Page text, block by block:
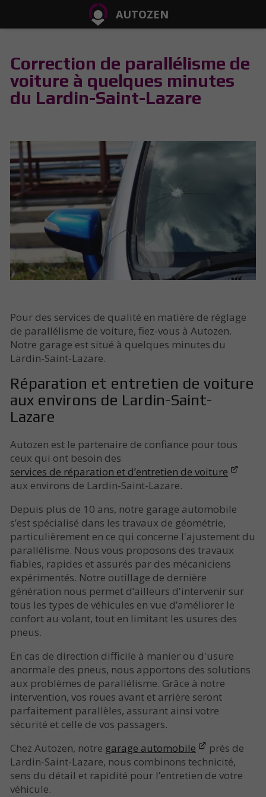
AUTOZEN
Correction de parallélisme de
voiture à quelques minutes
du Lardin-Saint-Lazare
Pour des services de qualité en matière de réglage
de parallélisme de voiture, fiez-vous à Autozen.
Notre garage est situé à quelques minutes du
Lardin-Saint-Lazare.
Réparation et entretien de voiture
aux environs de Lardin-Saint-
Lazare
Autozen est le partenaire de confiance pour tous
ceux qui ont besoin des
services de réparation et d’entretien de voiture
aux environs de Lardin-Saint-Lazare.
Depuis plus de 10 ans, notre garage automobile
s’est spécialisé dans les travaux de géométrie,
particulièrement en ce qui concerne l'ajustement du
parallélisme. Nous vous proposons des travaux
fiables, rapides et assurés par des mécaniciens
expérimentés. Notre outillage de dernière
génération nous permet d’ailleurs d'intervenir sur
tous les types de véhicules en vue d’améliorer le
confort au volant, tout en limitant les usures des
pneus.
En cas de direction difficile à manier ou d'usure
anormale des pneus, nous apportons des solutions
aux problèmes de parallélisme. Grâce à notre
intervention, vos roues avant et arrière seront
parfaitement parallèles, assurant ainsi votre
sécurité et celle de vos passagers.
Chez Autozen, notre garage automobile
près de
Lardin-Saint-Lazare, nous combinons technicité,
sens du détail et rapidité pour l’entretien de votre
véhicule.